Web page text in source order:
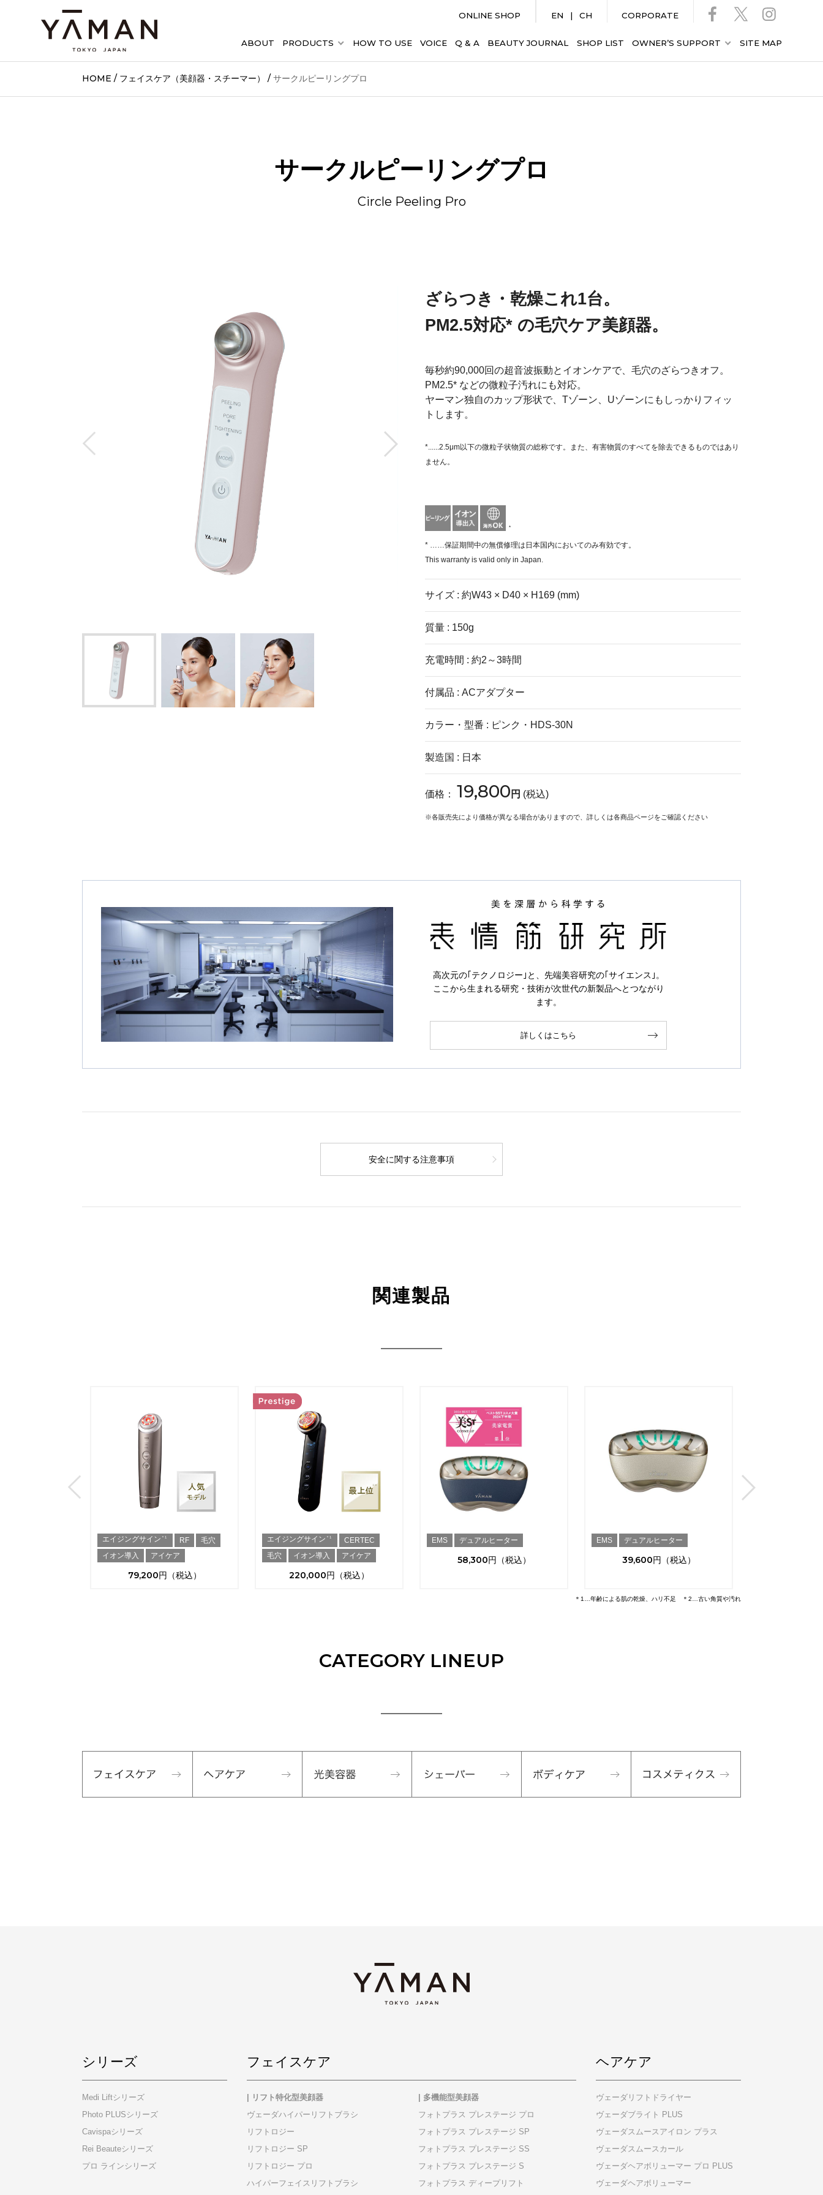
CORPORATE
EN CH
ONLINE SHOP
ABOUT PRODUCTS HOW TO USE VOICE Q & A BEAUTY JOURNAL SHOP LIST OWNER’S SUPPORT SITE MAP
HOME / フェイスケア（美顔器・スチーマー） /サークルピーリングプロ
サークルピーリングプロ
Circle Peeling Pro
ざらつき・乾燥これ1台。
PM2.5対応* の毛穴ケア美顔器。
毎秒約90,000回の超音波振動とイオンケアで、毛穴のざらつきオフ。
PM2.5* などの微粒子汚れにも対応。
ヤーマン独自のカップ形状で、Tゾーン、Uゾーンにもしっかりフィッ
トします。
*......2.5μm以下の微粒子状物質の総称です。また、有害物質のすべてを除去できるものではあり
ません。
*
* ……保証期間中の無償修理は日本国内においてのみ有効です。
This warranty is valid only in Japan.
サイズ : 約W43 × D40 × H169 (mm)
質量 : 150g
充電時間 : 約2～3時間
付属品 : ACアダプター
カラー・型番 : ピンク・HDS-30N
製造国 : 日本
価格： 19,800 円 (税込)
※各販売先により価格が異なる場合がありますので、詳しくは各商品ページをご確認ください
高次元の｢テクノロジー｣と、先端美容研究の｢サイエンス｣。
ここから生まれる研究・技術が次世代の新製品へとつながり
ます。
詳しくはこちら
安全に関する注意事項
関連製品
エイジングサイン ＊1 RF
毛穴
イオン導入
アイケア
79,200
エイジングサイン ＊1
CERTEC
毛穴
イオン導入 アイケア
220,000
EMS デュアルヒーター
58,300
EMS デュアルヒーター
39,600
＊1…年齢による肌の乾燥、ハリ不足 ＊2…古い角質や汚れ
CATEGORY LINEUP
シリーズ
Medi Liftシリーズ
Photo PLUSシリーズ
Cavispaシリーズ
Rei Beauteシリーズ
プロ ラインシリーズ
フェイスケア
| リフト特化型美顔器
ヴェーダハイパーリフトブラシ
リフトロジー
リフトロジー SP
リフトロジー プロ
ハイパーフェイスリフトブラシ
| 多機能型美顔器
フォトプラス プレステージ プロ
フォトプラス プレステージ SP
フォトプラス プレステージ SS
フォトプラス プレステージ S
フォトプラス ディープリフト
ヘアケア
ヴェーダリフトドライヤー
ヴェーダブライト PLUS
ヴェーダスムースアイロン プラス
ヴェーダスムースカール
ヴェーダヘアボリューマー プロ PLUS
ヴェーダヘアボリューマー